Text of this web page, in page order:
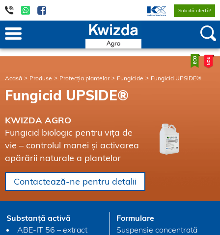
Solicită ofertă!
Acasă Produse Protecția plantelor Fungicide Fungicid UPSIDE®
Fungicid UPSIDE®
KWIZDA AGRO
Fungicid biologic pentru vița de
vie – controlul manei și activarea
apărării naturale a plantelor
Contactează-ne pentru detalii
Substanță activă
ABE-IT 56 – extract
Formulare
Suspensie concentrată